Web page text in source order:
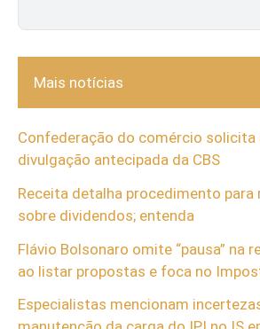
Mais notícias
Confederação do comércio solicita
divulgação antecipada da CBS
Receita detalha procedimento para
sobre dividendos; entenda
Flávio Bolsonaro omite “pausa” na
ao listar propostas e foca no
Especialistas mencionam